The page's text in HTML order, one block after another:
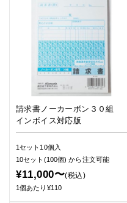
請求書ノーカーボン３０組
インボイス対応版
1セット10個入
10セット(100個)から注文可能
¥11,000〜(税込)
1個あたり¥110